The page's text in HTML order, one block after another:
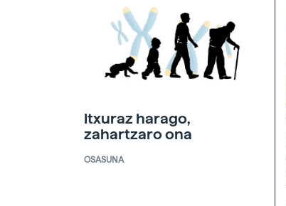
Itxuraz harago,
zahartzaro ona
OSASUNA